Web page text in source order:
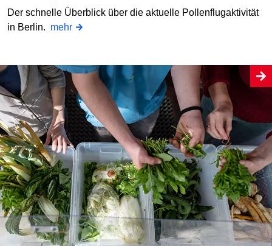
Der schnelle Überblick über die aktuelle Pollenflugaktivität
in Berlin. mehr